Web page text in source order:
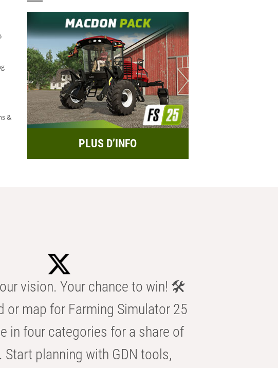
&
PLUS D’INFO
vision. Your chance to win! 🛠️
or map for Farming Simulator 25
in four categories for a share of
Start planning with GDN tools,